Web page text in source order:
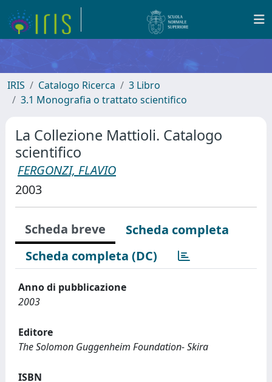
IRIS Catalogo Ricerca
3 Libro
3.1 Monografia o trattato scientifico
La Collezione Mattioli. Catalogo
scientifico
FERGONZI, FLAVIO
2003
Scheda breve
Scheda completa
Scheda completa (DC)
Anno di pubblicazione
2003
Editore
The Solomon Guggenheim Foundation- Skira
ISBN